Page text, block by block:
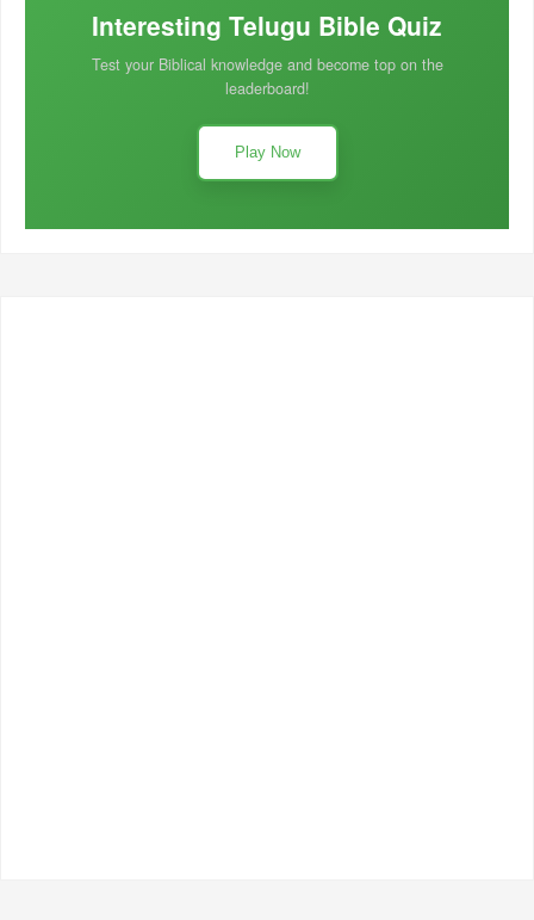
Interesting Telugu Bible Quiz
Test your Biblical knowledge and become top on the
leaderboard!
Play Now